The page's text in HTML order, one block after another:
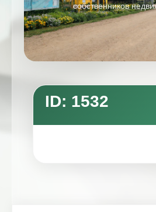
собственников
ID: 1532